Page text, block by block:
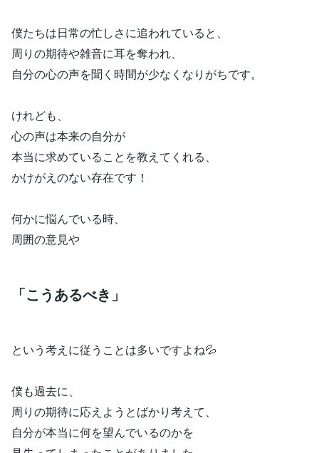
僕たちは日常の忙しさに追われていると、
周りの期待や雑音に耳を奪われ、
自分の心の声を聞く時間が少なくなりがちです。
けれども、
心の声は本来の自分が
本当に求めていることを教えてくれる、
かけがえのない存在です！
何かに悩んでいる時、
周囲の意見や
「こうあるべき」
という考えに従うことは多いですよね💦
僕も過去に、
周りの期待に応えようとばかり考えて、
自分が本当に何を望んでいるのかを